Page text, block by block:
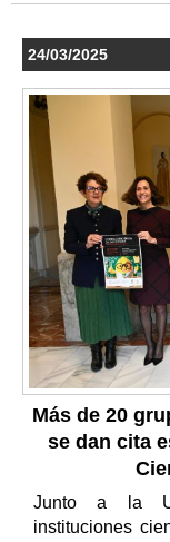
24/03/2025
Más de 20
se dan cita
Junto a la
instituciones